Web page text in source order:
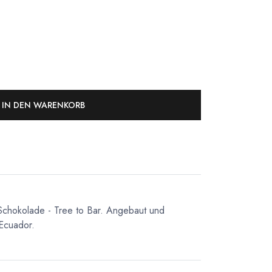
IN DEN WARENKORB
- Tree to Bar. Angebaut und